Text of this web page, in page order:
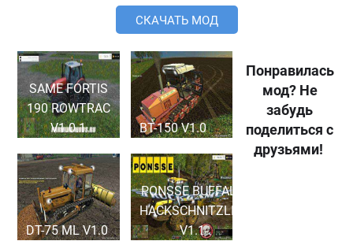
СКАЧАТЬ МОД
SAME FORTIS
190 ROWTRAC
V1.0.1
BT-150 V1.0
DT-75 ML V1.0
PONSSE BUFFALO
HACKSCHNITZLER
V1.1
Понравилась
мод? Не
забудь
поделиться с
друзьями!